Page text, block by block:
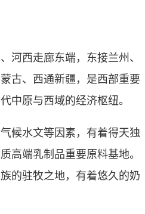
西走廊东端，东接兰州、
古、西通新疆，是西部重要
中原与西域的经济枢纽。
水文等因素，有着得天独
高端乳制品重要原料基地。
的驻牧之地，有着悠久的奶